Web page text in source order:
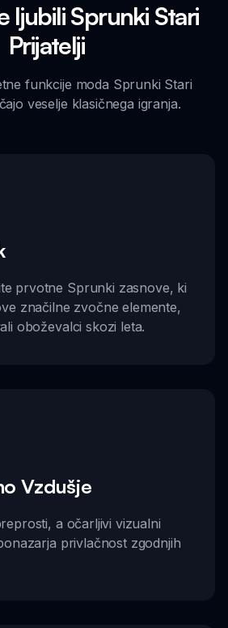
ljubili Sprunki Stari
Prijatelji
funkcije moda Sprunki Stari
veselje klasičnega igranja.
prvotne Sprunki zasnove, ki
značilne zvočne elemente,
oboževalci skozi leta.
Vzdušje
a očarljivi vizualni
privlačnost zgodnjih